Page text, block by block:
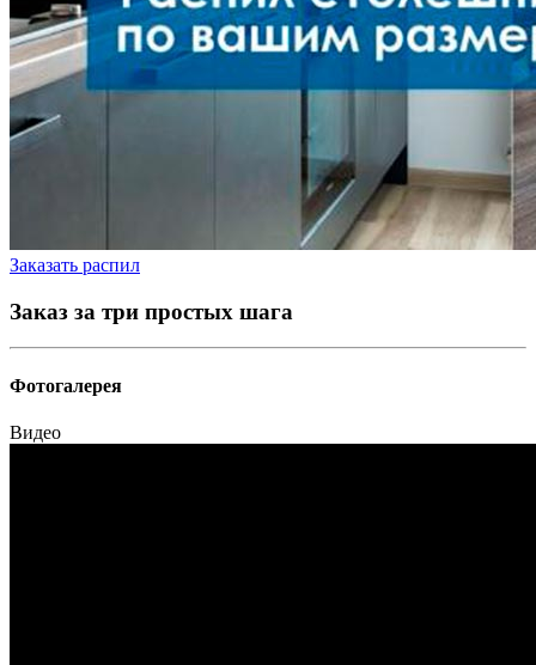
Заказать распил
Заказ за три простых шага
Фотогалерея
Видео